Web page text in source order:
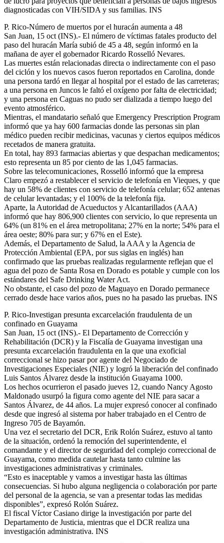
diagnosticadas con VIH/SIDA y sus familias. INS
P. Rico-Número de muertos por el huracán aumenta a 48
San Juan, 15 oct (INS).- El número de víctimas fatales producto del
paso del huracán María subió de 45 a 48, según informó en la
mañana de ayer el gobernador Ricardo Rosselló Nevares.
Las muertes están relacionadas directa o indirectamente con el paso
del ciclón y los nuevos casos fueron reportados en Carolina, donde
una persona tardó en llegar al hospital por el estado de las carreteras;
a una persona en Juncos le faltó el oxígeno por falta de electricidad;
y una persona en Caguas no pudo ser dializada a tiempo luego del
evento atmosférico.
Mientras, el mandatario señaló que Emergency Prescription Program
informó que ya hay 600 farmacias donde las personas sin plan
médico pueden recibir medicinas, vacunas y ciertos equipos médicos
recetados de manera gratuita.
En total, hay 893 farmacias abiertas y que despachan medicamentos;
esto representa un 85 por ciento de las 1,045 farmacias.
Sobre las telecomunicaciones, Rosselló informó que la empresa
Claro empezó a restablecer el servicio de telefonía en Vieques, y que
hay un 58% de clientes con servicio de telefonía celular; 652 antenas
de celular levantadas; y el 100% de la telefonía fija.
Aparte, la Autoridad de Acueductos y Alcantarillados (AAA)
informó que hay 806,900 clientes con servicio, lo que representa un
64% (un 81% en el área metropolitana; 27% en la norte; 54% para el
área oeste; 80% para sur; y 67% en el Este).
Además, el Departamento de Salud, la AAA y la Agencia de
Protección Ambiental (EPA, por sus siglas en inglés) han
confirmado que las pruebas realizadas regularmente reflejan que el
agua del pozo de Santa Rosa en Dorado es potable y cumple con los
estándares del Safe Drinking Water Act.
No obstante, el caso del pozo de Maguayo en Dorado permanece
cerrado desde hace varios años, pues no ha pasado las pruebas. INS
P. Rico-Investigan presunta excarcelación fraudulenta de un
confinado en Guayama
San Juan, 15 oct (INS).- El Departamento de Corrección y
Rehabilitación (DCR) y la Fiscalía de Guayama investigan una
presunta excarcelación fraudulenta en la que una exoficial
correccional se hizo pasar por agente del Negociado de
Investigaciones Especiales (NIE) y logró la liberación del confinado
Luis Santos Álvarez desde la institución Guayama 1000.
Los hechos ocurrieron el pasado jueves 12, cuando Nancy Agosto
Maldonado usurpó la figura como agente del NIE para sacar a
Santos Álvarez, de 44 años. La mujer expresó conocer al confinado
desde que ingresó al sistema por haber trabajado en el Centro de
Ingreso 705 de Bayamón.
Una vez el secretario del DCR, Erik Rolón Suárez, estuvo al tanto
de la situación, ordenó la remoción del superintendente, el
comandante y el director de seguridad del complejo correccional de
Guayama, como medida cautelar hasta tanto culmine las
investigaciones administrativas y criminales.
“Esto es inaceptable y vamos a investigar hasta las últimas
consecuencias. Si hubo alguna negligencia o colaboración por parte
del personal de la agencia, se van a presentar todas las medidas
disponibles”, expresó Rolón Suárez.
El fiscal Víctor Casiano dirige la investigación por parte del
Departamento de Justicia, mientras que el DCR realiza una
investigación administrativa. INS